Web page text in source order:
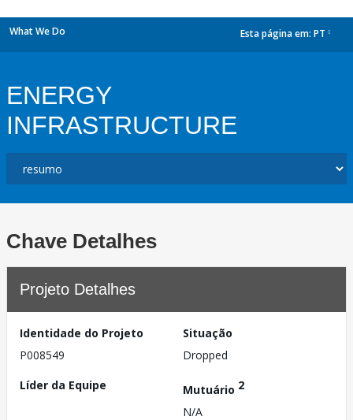
What We Do Esta página em: PT
ENERGY
INFRASTRUCTURE
Chave Detalhes
Projeto Detalhes
Identidade do Projeto
P008549
Situação
Dropped
Líder da Equipe
Mutuário 2
N/A